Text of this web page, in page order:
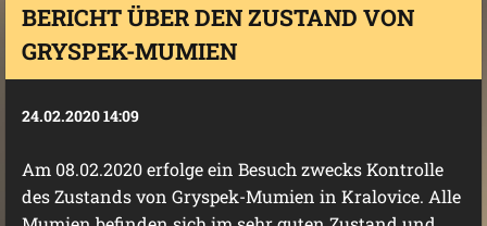
BERICHT ÜBER DEN ZUSTAND VON
GRYSPEK-MUMIEN
24.02.2020 14:09
Am 08.02.2020 erfolge ein Besuch zwecks Kontrolle
des Zustands von Gryspek-Mumien in Kralovice. Alle